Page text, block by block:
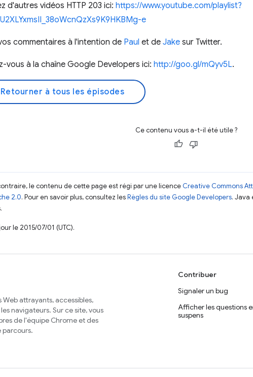
d'autres vidéos HTTP 203 ici: https://www.youtube.com/playlist?
e
commentaires à l'intention de Paul et de Jake sur Twitter.
vous à la chaîne Google Developers ici: http://goo.gl/mQyv5L.
Retourner à tous les épisodes
Ce contenu vous a-t-il été utile ?
le contenu de cette page est régi par une licence Creative Commons
2.0. Pour en savoir plus, consultez lesRègles du site Google Developers. Java
le 2015/07/01 (UTC).
Web attrayants, accessibles,
navigateurs. Sur ce site, vous
de l'équipe Chrome et des
parcours.
Contribuer
Signaler un bug
Afficher les questions
suspens